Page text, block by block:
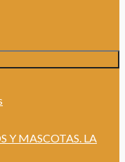
Y MASCOTAS. LA